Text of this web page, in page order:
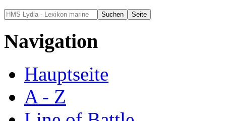
Navigation
Hauptseite
A - Z